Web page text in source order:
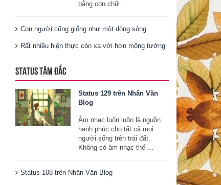
bằng con chữ.
Con người cũng giống như một dòng sông
Rất nhiều hiện thực còn xa vời hơn mộng tưởng
STATUS TÂM ĐẮC
Status 129 trên Nhân Văn
Blog
Âm nhạc luôn luôn là nguồn
hạnh phúc cho tất cả mọi
người sống trên trái đất.
Không có âm nhạc thế ...
Status 108 trên Nhân Văn Blog